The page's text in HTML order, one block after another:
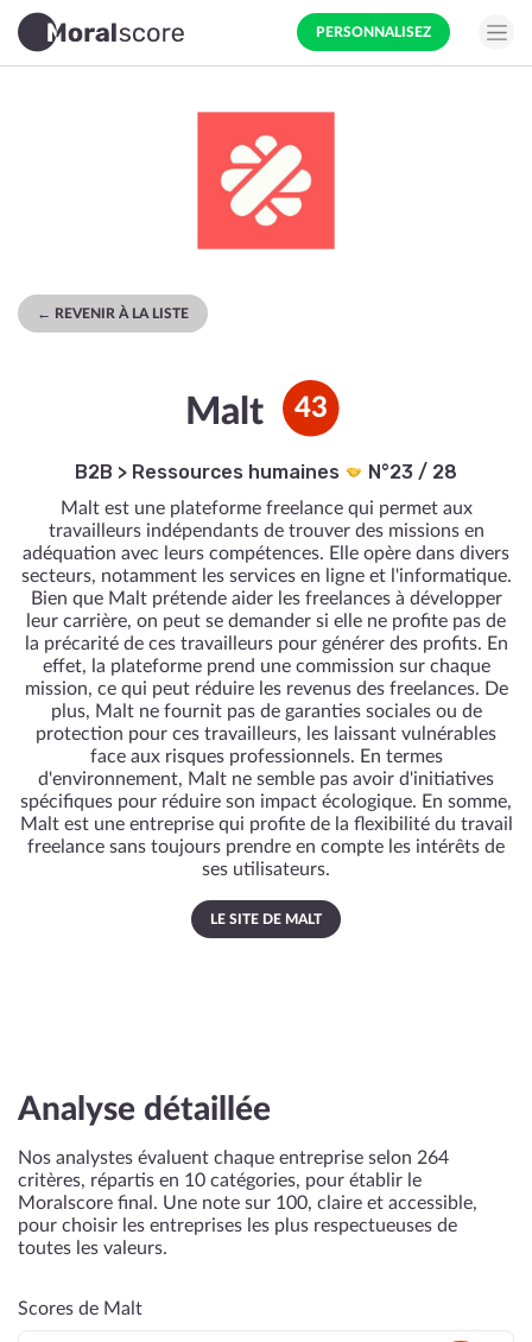
PERSONNALISEZ
← REVENIR À LA LISTE
Malt 43
B2B > Ressources humaines N°23 / 28
Malt est une plateforme freelance qui permet aux
travailleurs indépendants de trouver des missions en
adéquation avec leurs compétences. Elle opère dans divers
secteurs, notamment les services en ligne et l'informatique.
Bien que Malt prétende aider les freelances à développer
leur carrière, on peut se demander si elle ne profite pas de
la précarité de ces travailleurs pour générer des profits. En
effet, la plateforme prend une commission sur chaque
mission, ce qui peut réduire les revenus des freelances. De
plus, Malt ne fournit pas de garanties sociales ou de
protection pour ces travailleurs, les laissant vulnérables
face aux risques professionnels. En termes
d'environnement, Malt ne semble pas avoir d'initiatives
spécifiques pour réduire son impact écologique. En somme,
Malt est une entreprise qui profite de la flexibilité du travail
freelance sans toujours prendre en compte les intérêts de
ses utilisateurs.
LE SITE DE MALT
Analyse détaillée
Nos analystes évaluent chaque entreprise selon 264
critères, répartis en 10 catégories, pour établir le
Moralscore final. Une note sur 100, claire et accessible,
pour choisir les entreprises les plus respectueuses de
toutes les valeurs.
Scores de Malt